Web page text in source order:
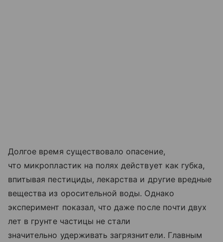
Долгое время существовало опасение,
что микропластик на полях действует как губка,
впитывая пестициды, лекарства и другие вредные
вещества из оросительной воды. Однако
эксперимент показал, что даже после почти двух
лет в грунте частицы не стали
значительно удерживать загрязнители. Главным